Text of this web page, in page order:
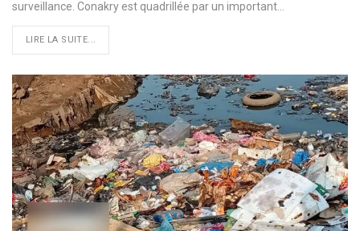
surveillance. Conakry est quadrillée par un important…
LIRE LA SUITE...